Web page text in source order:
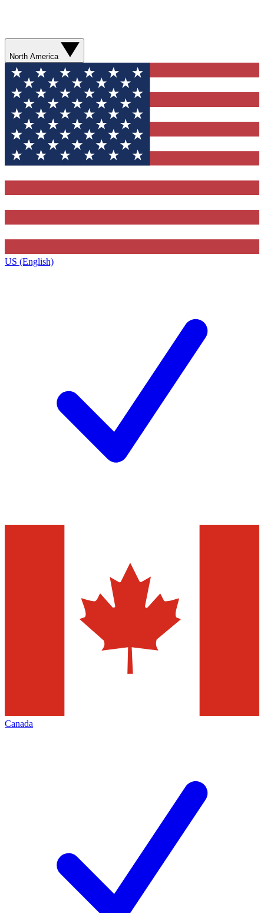
North America
US (English)
Canada